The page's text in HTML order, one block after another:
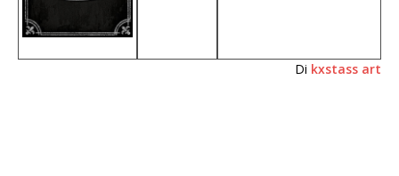
Di kxstass art